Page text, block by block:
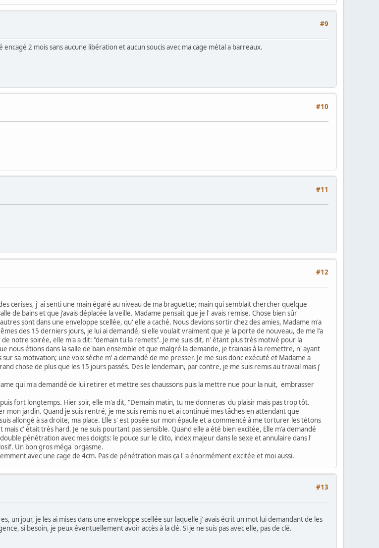
#9
2 mois sans aucune libération et aucun soucis avec ma cage métal a barreaux.
#10
#11
#12
cerises, j' ai senti une main égaré au niveau de ma braguette; main qui semblait chercher quelque
de bains et que j'avais déplacée la veille. Madame pensait que je l' avais remise. Chose bien sûr
sont dans une enveloppe scellée, qu' elle a caché. Nous devions sortir chez des amies, Madame m'a
des 15 derniers jours, je lui ai demandé, si elle voulait vraiment que je la porte de nouveau, de me l'a
notre soirée, elle m'a a dit: "demain tu la remets". Je me suis dit, n' étant plus très motivé pour la
étions dans la salle de bain ensemble et que malgré la demande, je trainais à la remettre, n' ayant
sa motivation; une voix sèche m' a demandé de me presser. Je me suis donc exécuté et Madame a
chose de plus que les 15 jours passés. Des le lendemain, par contre, je me suis remis au travail mais j'
qui m'a demandé de lui retirer et mettre ses chaussons puis la mettre nue pour la nuit, embrasser
fort longtemps. Hier soir, elle m'a dit, "Demain matin, tu me donneras du plaisir mais pas trop tôt.
jardin. Quand je suis rentré, je me suis remis nu et ai continué mes tâches en attendant que
allongé à sa droite, ma place. Elle s' est posée sur mon épaule et a commencé à me torturer les tétons
c' était très hard. Je ne suis pourtant pas sensible. Quand elle a été bien excitée, Elle m'a demandé
pénétration avec mes doigts: le pouce sur le clito, index majeur dans le sexe et annulaire dans l'
Un bon gros méga orgasme.
avec une cage de 4cm. Pas de pénétration mais ça l' a énormément excitée et moi aussi.
#13
un jour, je les ai mises dans une enveloppe scellée sur laquelle j' avais écrit un mot lui demandant de les
si besoin, je peux éventuellement avoir accès à la clé. Si je ne suis pas avec elle, pas de clé.